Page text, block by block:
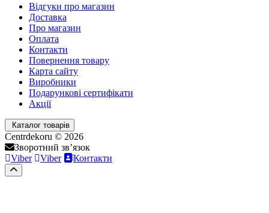
Відгуки про магазин
Доставка
Про магазин
Оплата
Контакти
Повернення товару
Карта сайту
Виробники
Подарункові сертифікати
Акції
Каталог товарів
Centrdekoru © 2026
Зворотний зв’язок
Viber
Viber Контакти